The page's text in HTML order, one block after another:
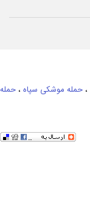
، حمله موشکی سپاه ، حمله